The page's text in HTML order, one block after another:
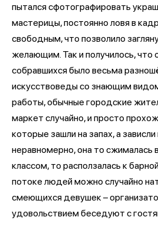
пытался сфотографировать
мастерицы, постоянно ловя в
свободным, что позволило
желающим. Так и получилось, что
собравшихся было весьма
искусствоведы со знающим
работы, обычные городские
маркет случайно, и просто
которые зашли на запах, а
неравномерно, она то сжималась
классом, то расползалась к
потоке людей можно случайно
смеющихся девушек –
удовольствием беседуют с